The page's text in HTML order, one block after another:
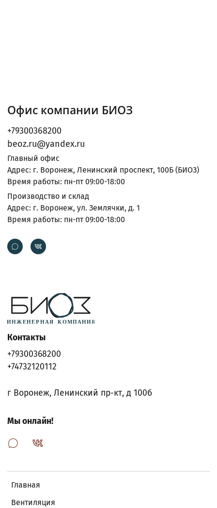
Офис компании БИОЗ
+79300368200
beoz.ru@yandex.ru
Главный офис
Адрес: г. Воронеж, Ленинский проспект, 100Б (БИОЗ)
Время работы: пн-пт 09:00-18:00
Производство и склад
Адрес: г. Воронеж, ул. Землячки, д. 1
Время работы: пн-пт 09:00-18:00
Главная
Вентиляция
Контакты
+79300368200
+74732120112
г Воронеж, Ленинский пр-кт, д 100б
Мы онлайн!